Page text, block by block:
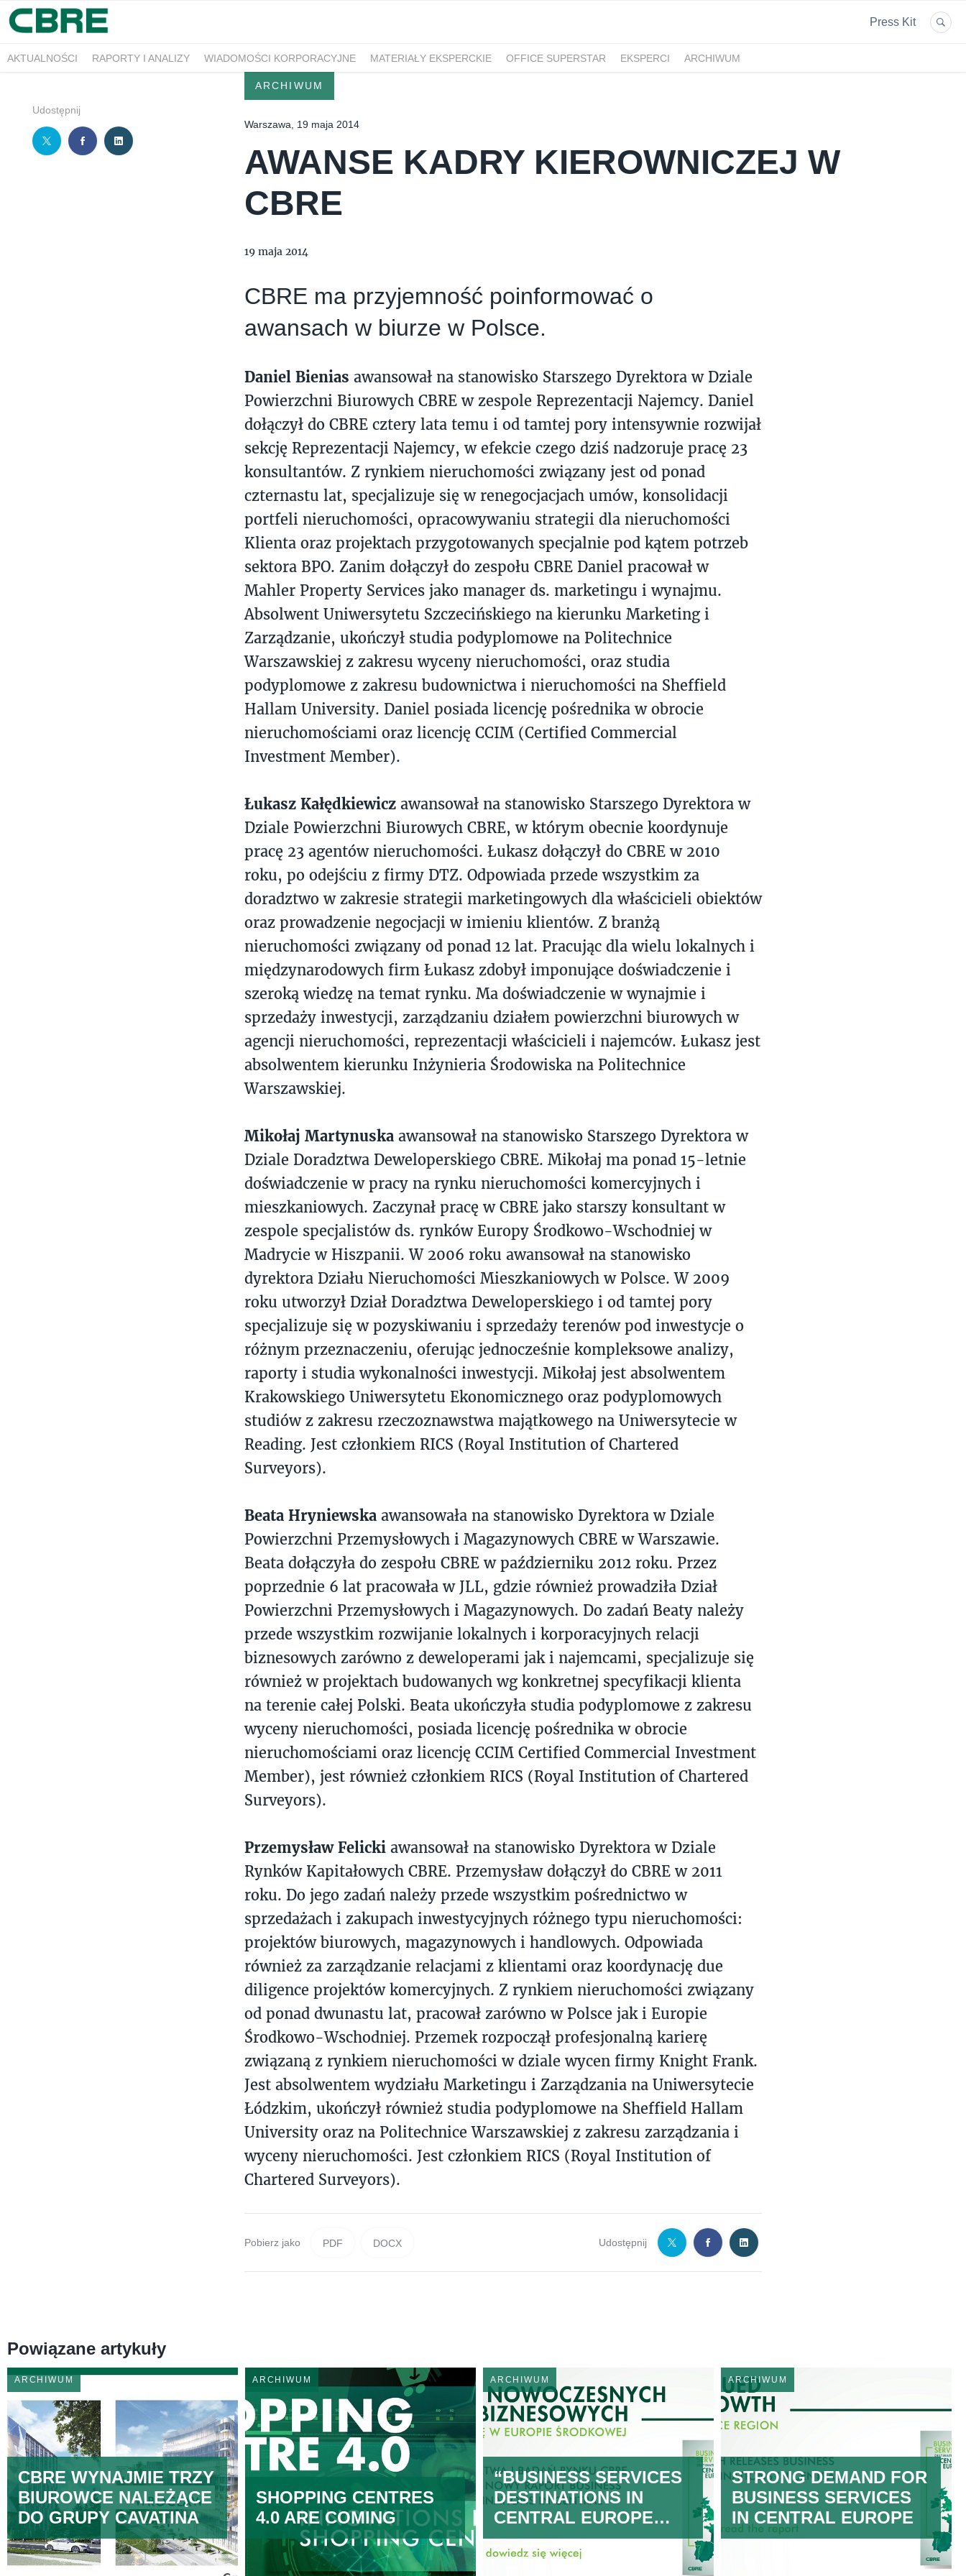
Press Kit
AKTUALNOŚCI RAPORTY I ANALIZY WIADOMOŚCI KORPORACYJNE MATERIAŁY EKSPERCKIE OFFICE SUPERSTAR EKSPERCI ARCHIWUM
Udostępnij
ARCHIWUM
Warszawa, 19 maja 2014
AWANSE KADRY KIEROWNICZEJ W
CBRE
19 maja 2014
CBRE ma przyjemność poinformować o
awansach w biurze w Polsce.
Daniel Bienias awansował na stanowisko Starszego Dyrektora w Dziale
Powierzchni Biurowych CBRE w zespole Reprezentacji Najemcy. Daniel
dołączył do CBRE cztery lata temu i od tamtej pory intensywnie rozwijał
sekcję Reprezentacji Najemcy, w efekcie czego dziś nadzoruje pracę 23
konsultantów. Z rynkiem nieruchomości związany jest od ponad
czternastu lat, specjalizuje się w renegocjacjach umów, konsolidacji
portfeli nieruchomości, opracowywaniu strategii dla nieruchomości
Klienta oraz projektach przygotowanych specjalnie pod kątem potrzeb
sektora BPO. Zanim dołączył do zespołu CBRE Daniel pracował w
Mahler Property Services jako manager ds. marketingu i wynajmu.
Absolwent Uniwersytetu Szczecińskiego na kierunku Marketing i
Zarządzanie, ukończył studia podyplomowe na Politechnice
Warszawskiej z zakresu wyceny nieruchomości, oraz studia
podyplomowe z zakresu budownictwa i nieruchomości na Sheffield
Hallam University. Daniel posiada licencję pośrednika w obrocie
nieruchomościami oraz licencję CCIM (Certified Commercial
Investment Member).
Łukasz Kałędkiewicz awansował na stanowisko Starszego Dyrektora w
Dziale Powierzchni Biurowych CBRE, w którym obecnie koordynuje
pracę 23 agentów nieruchomości. Łukasz dołączył do CBRE w 2010
roku, po odejściu z firmy DTZ. Odpowiada przede wszystkim za
doradztwo w zakresie strategii marketingowych dla właścicieli obiektów
oraz prowadzenie negocjacji w imieniu klientów. Z branżą
nieruchomości związany od ponad 12 lat. Pracując dla wielu lokalnych i
międzynarodowych firm Łukasz zdobył imponujące doświadczenie i
szeroką wiedzę na temat rynku. Ma doświadczenie w wynajmie i
sprzedaży inwestycji, zarządzaniu działem powierzchni biurowych w
agencji nieruchomości, reprezentacji właścicieli i najemców. Łukasz jest
absolwentem kierunku Inżynieria Środowiska na Politechnice
Warszawskiej.
Mikołaj Martynuska awansował na stanowisko Starszego Dyrektora w
Dziale Doradztwa Deweloperskiego CBRE. Mikołaj ma ponad 15-letnie
doświadczenie w pracy na rynku nieruchomości komercyjnych i
mieszkaniowych. Zaczynał pracę w CBRE jako starszy konsultant w
zespole specjalistów ds. rynków Europy Środkowo-Wschodniej w
Madrycie w Hiszpanii. W 2006 roku awansował na stanowisko
dyrektora Działu Nieruchomości Mieszkaniowych w Polsce. W 2009
roku utworzył Dział Doradztwa Deweloperskiego i od tamtej pory
specjalizuje się w pozyskiwaniu i sprzedaży terenów pod inwestycje o
różnym przeznaczeniu, oferując jednocześnie kompleksowe analizy,
raporty i studia wykonalności inwestycji. Mikołaj jest absolwentem
Krakowskiego Uniwersytetu Ekonomicznego oraz podyplomowych
studiów z zakresu rzeczoznawstwa majątkowego na Uniwersytecie w
Reading. Jest członkiem RICS (Royal Institution of Chartered
Surveyors).
Beata Hryniewska awansowała na stanowisko Dyrektora w Dziale
Powierzchni Przemysłowych i Magazynowych CBRE w Warszawie.
Beata dołączyła do zespołu CBRE w październiku 2012 roku. Przez
poprzednie 6 lat pracowała w JLL, gdzie również prowadziła Dział
Powierzchni Przemysłowych i Magazynowych. Do zadań Beaty należy
przede wszystkim rozwijanie lokalnych i korporacyjnych relacji
biznesowych zarówno z deweloperami jak i najemcami, specjalizuje się
również w projektach budowanych wg konkretnej specyfikacji klienta
na terenie całej Polski. Beata ukończyła studia podyplomowe z zakresu
wyceny nieruchomości, posiada licencję pośrednika w obrocie
nieruchomościami oraz licencję CCIM Certified Commercial Investment
Member), jest również członkiem RICS (Royal Institution of Chartered
Surveyors).
Przemysław Felicki awansował na stanowisko Dyrektora w Dziale
Rynków Kapitałowych CBRE. Przemysław dołączył do CBRE w 2011
roku. Do jego zadań należy przede wszystkim pośrednictwo w
sprzedażach i zakupach inwestycyjnych różnego typu nieruchomości:
projektów biurowych, magazynowych i handlowych. Odpowiada
również za zarządzanie relacjami z klientami oraz koordynację due
diligence projektów komercyjnych. Z rynkiem nieruchomości związany
od ponad dwunastu lat, pracował zarówno w Polsce jak i Europie
Środkowo-Wschodniej. Przemek rozpoczął profesjonalną karierę
związaną z rynkiem nieruchomości w dziale wycen firmy Knight Frank.
Jest absolwentem wydziału Marketingu i Zarządzania na Uniwersytecie
Łódzkim, ukończył również studia podyplomowe na Sheffield Hallam
University oraz na Politechnice Warszawskiej z zakresu zarządzania i
wyceny nieruchomości. Jest członkiem RICS (Royal Institution of
Chartered Surveyors).
Pobierz jako PDF DOCX Udostępnij
Powiązane artykuły
ARCHIWUM
CBRE WYNAJMIE TRZY
BIUROWCE NALEŻĄCE
DO GRUPY CAVATINA
ARCHIWUM
SHOPPING CENTRES
4.0 ARE COMING
ARCHIWUM
“BUSINESS SERVICES
DESTINATIONS IN
CENTRAL EUROPE
2017"
ARCHIWUM
STRONG DEMAND FOR
BUSINESS SERVICES
IN CENTRAL EUROPE